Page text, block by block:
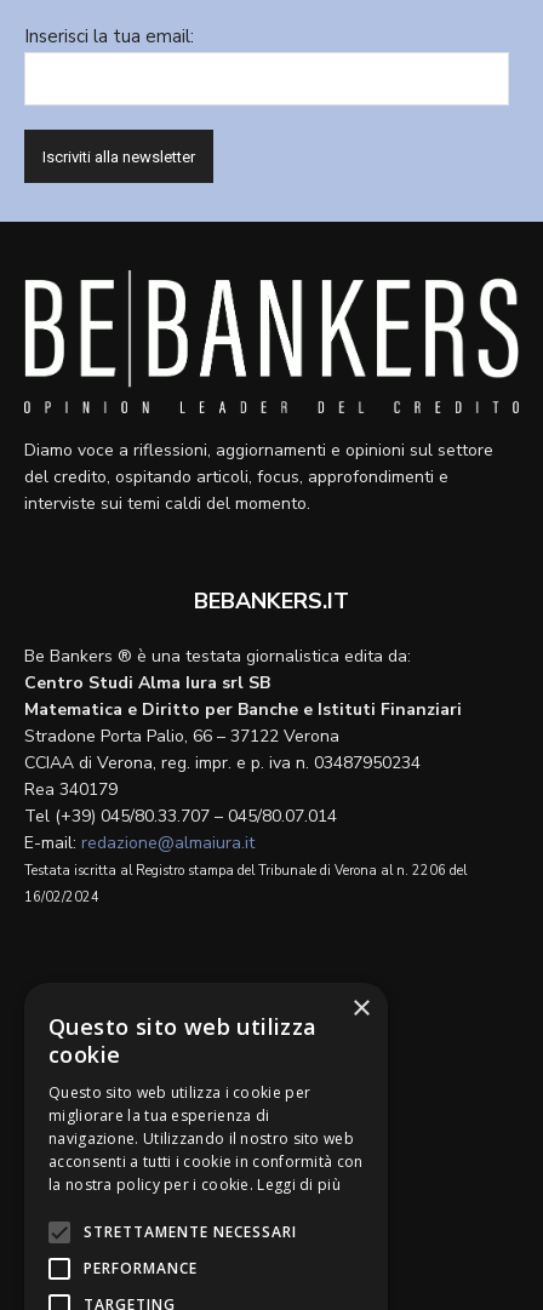
Inserisci la tua email:
Diamo voce a riflessioni, aggiornamenti e opinioni sul settore
del credito, ospitando articoli, focus, approfondimenti e
interviste sui temi caldi del momento.
BEBANKERS.IT
Be Bankers ® è una testata giornalistica edita da:
Centro Studi Alma Iura srl SB
Matematica e Diritto per Banche e Istituti Finanziari
Stradone Porta Palio, 66 – 37122 Verona
CCIAA di Verona, reg. impr. e p. iva n. 03487950234
Rea 340179
Tel (+39) 045/80.33.707 – 045/80.07.014
E-mail: redazione@almaiura.it
Testata iscritta al Registro stampa del Tribunale di Verona al n. 2206 del
16/02/2024
Be Bankers è ideato da
×
Questo sito web utilizza
cookie
Questo sito web utilizza i cookie per
migliorare la tua esperienza di
navigazione. Utilizzando il nostro sito web
acconsenti a tutti i cookie in conformità con
la nostra policy per i cookie. Leggi di più
STRETTAMENTE NECESSARI
PERFORMANCE
TARGETING